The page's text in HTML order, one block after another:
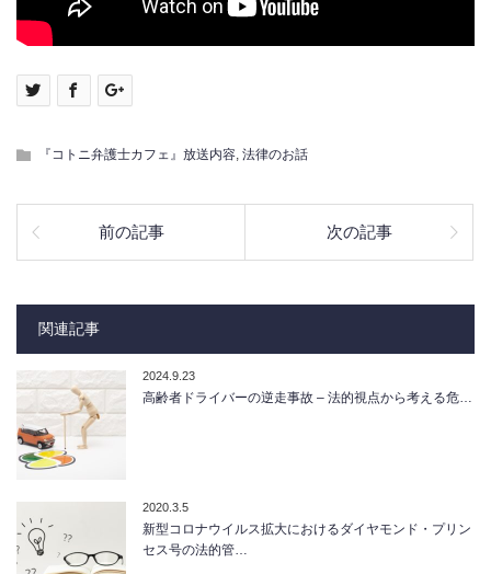
『コトニ弁護士カフェ』放送内容 法律のお話
前の記事 次の記事
関連記事
2024.9.23
高齢者ドライバーの逆走事故 – 法的視点から考える危…
2020.3.5
新型コロナウイルス拡大におけるダイヤモンド・プリン
セス号の法的管…